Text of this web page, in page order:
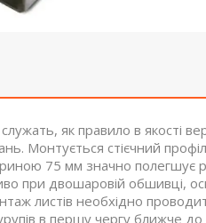
як правило в якості
Монтується стієчний
75 мм значно полегшує
при двошаровій обшивці,
листів необхідно
в першу чергу ближче до